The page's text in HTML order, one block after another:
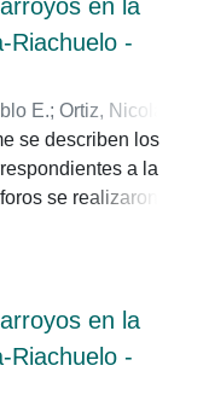
en la
Riachuelo -
E.; Ortiz, Nicolás
Ligorria, Ana I.;
Nadia;Elcano,
se describen los
a la
se realizaron en
de monitoreo de
en la
cabo utilizando el
Acústico Doppler
en ingles), el
(ADV por
en la
Riachuelo -